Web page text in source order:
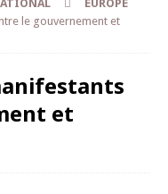
EUROPE
le gouvernement et
et